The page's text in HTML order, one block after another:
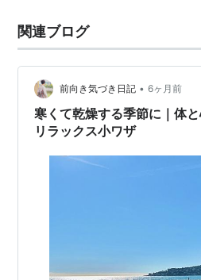
関連ブログ
前向き気づき日記 • 6ヶ月前
寒くて乾燥する季節に｜体
リラックス小ワザ